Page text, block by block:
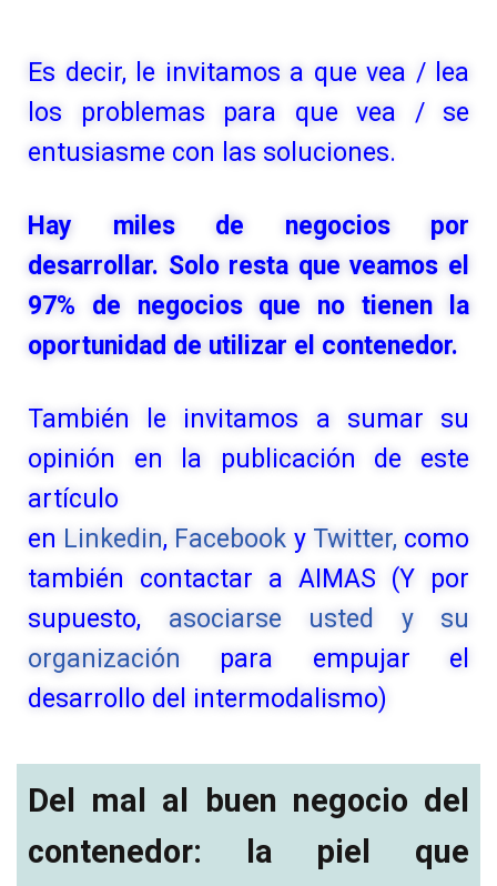
Es decir, le invitamos a que vea / lea
los problemas para que vea / se
entusiasme con las soluciones.
Hay miles de negocios por
desarrollar. Solo resta que veamos el
97% de negocios que no tienen la
oportunidad de utilizar el contenedor.
También le invitamos a sumar su
opinión en la publicación de este
artículo
en Linkedin, Facebook y Twitter,como
también contactar a AIMAS (Y por
supuesto, asociarse usted y su
organización para empujar el
desarrollo del intermodalismo)
Del mal al buen negocio del
contenedor: la piel que